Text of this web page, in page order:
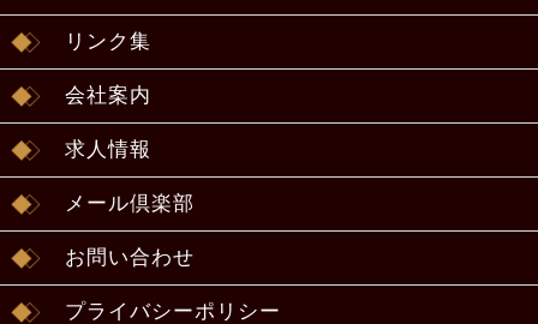
リンク集
会社案内
求人情報
メール倶楽部
お問い合わせ
プライバシーポリシー